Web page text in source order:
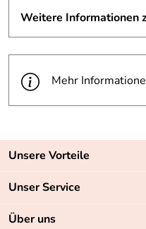
Weitere Informationen
Mehr
Unsere Vorteile
Zahlungsarten:
Unser Service
Kontakt
Über uns